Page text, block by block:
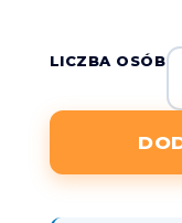
LICZBA OSÓB